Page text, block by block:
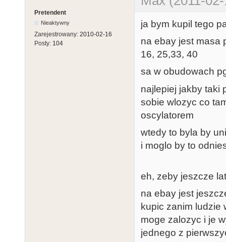
Pretendent
Nieaktywny
Zarejestrowany: 2010-02-16
Posty: 104
ja bym kupil tego
na ebay jest masa
16, 25,33, 40
sa w obudowach
najlepiej jakby taki
sobie wlozyc co
oscylatorem
wtedy to byla by
i moglo by to
eh, zeby jeszcze
na ebay jest
kupic zanim ludzie
moge zalozyc i je
jednego z